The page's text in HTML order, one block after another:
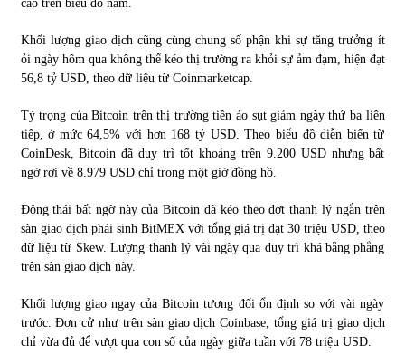
Phân tích giá tiền điện tử sau ngày thị trường lập kỷ lục
09/11/2021
Chứng khoán ngày 12/10/2021: Top 10 cổ phiếu nổi bật
Top 10 xe bán chạy nhất tháng 9/2021
13/10/2021
cao trên biểu đồ năm.
Khối lượng giao dịch cũng cùng chung số phận khi sự tăng trưởng ít
ỏi ngày hôm qua không thể kéo thị trường ra khỏi sự ảm đạm, hiện đạt
56,8 tỷ USD, theo dữ liệu từ Coinmarketcap.
Tỷ trọng của Bitcoin trên thị trường tiền ảo sụt giảm ngày thứ ba liên
tiếp, ở mức 64,5% với hơn 168 tỷ USD. Theo biểu đồ diễn biến từ
CoinDesk, Bitcoin đã duy trì tốt khoảng trên 9.200 USD nhưng bất
ngờ rơi về 8.979 USD chỉ trong một giờ đồng hồ.
Động thái bất ngờ này của Bitcoin đã kéo theo đợt thanh lý ngắn trên
sàn giao dịch phái sinh BitMEX với tổng giá trị đạt 30 triệu USD, theo
dữ liệu từ Skew. Lượng thanh lý vài ngày qua duy trì khá bằng phẳng
trên sàn giao dịch này.
Khối lượng giao ngay của Bitcoin tương đối ổn định so với vài ngày
trước. Đơn cử như trên sàn giao dịch Coinbase, tổng giá trị giao dịch
chỉ vừa đủ để vượt qua con số của ngày giữa tuần với 78 triệu USD.